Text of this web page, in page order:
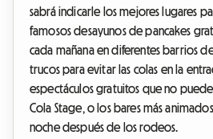
sabrá indicarle los mejores lugares
famosos desayunos de pancakes
cada mañana en diferentes barrios
trucos para evitar las colas en la
espectáculos gratuitos que no
Cola Stage, o los bares más
noche después de los rodeos.